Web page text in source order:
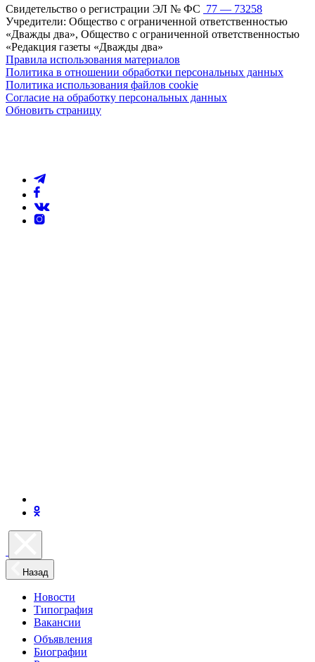
Свидетельство о регистрации ЭЛ № ФС 77 — 73258
Учредители: Общество с ограниченной ответственностью
«Дважды два», Общество с ограниченной ответственностью
«Редакция газеты «Дважды два»
Правила использования материалов
Политика в отношении обработки персональных данных
Политика использования файлов cookie
Согласие на обработку персональных данных
Обновить страницу
Назад
Новости
Типография
Вакансии
Объявления
Биографии